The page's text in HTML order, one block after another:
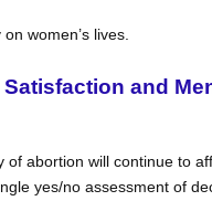
women’s lives.
and
abortion will continue to
yes/no assessment of